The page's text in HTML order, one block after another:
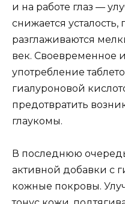
и на работе глаз —
снижается усталость,
разглаживаются
век. Своевременное
употребление
гиалуроновой
предотвратить
глаукомы.
В последнюю
активной добавки с
кожные покровы.